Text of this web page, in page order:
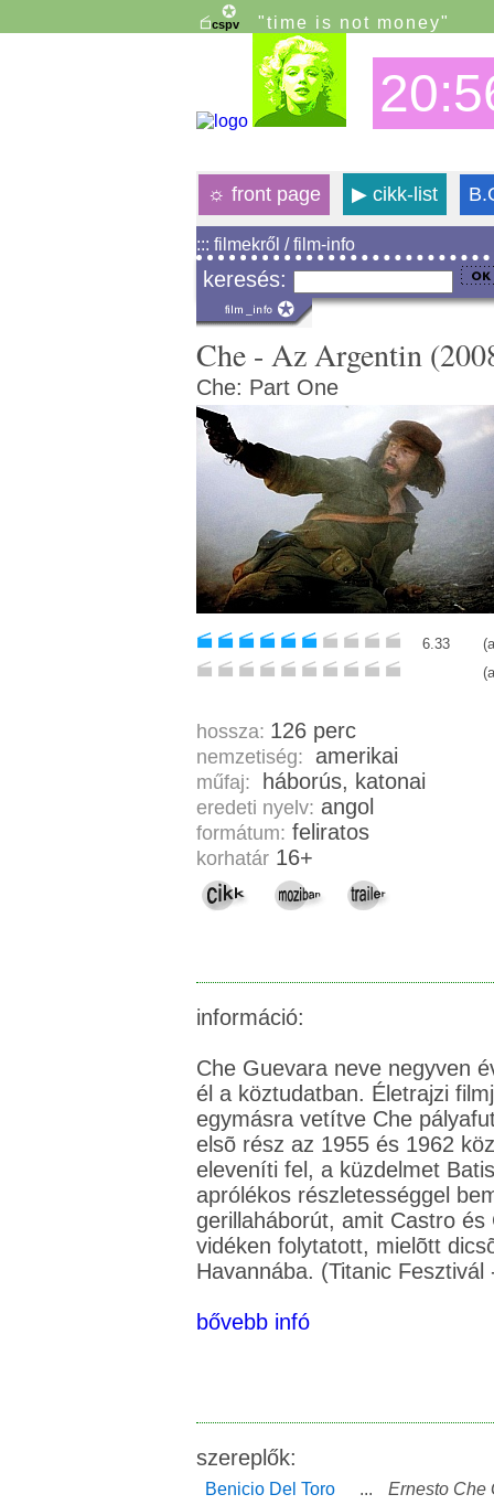
"time is not money"
☼ front page ▶cikk-list
::: filmekről / film-info
keresés:
Che - Az Argentin
Che: Part One
6.33
hossza: 126 perc
nemzetiség: amerikai
műfaj: háborús, katonai
eredeti nyelv: angol
formátum: feliratos
korhatár 16+
információ:
Che Guevara neve negyven
él a köztudatban. Életrajzi
egymásra vetítve Che
elsõ rész az 1955 és 1962
eleveníti fel, a küzdelmet
aprólékos részletességgel
gerillaháborút, amit Castro és
vidéken folytatott, mielõtt
bővebb infó
szereplők:
Benicio Del Toro ...
Ernesto Che